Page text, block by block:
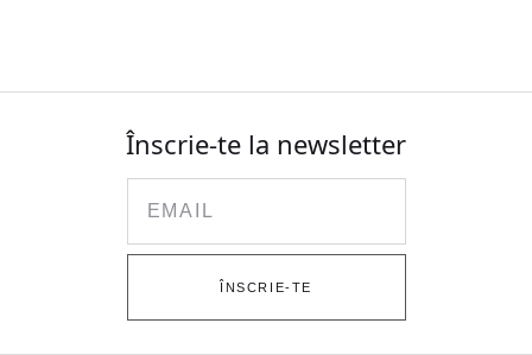
Înscrie-te la newsletter
ÎNSCRIE-TE